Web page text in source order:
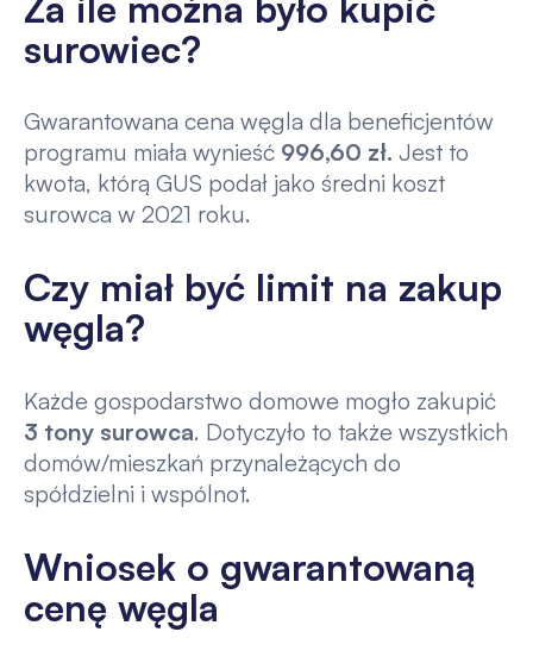
surowiec?
Gwarantowana cena węgla dla beneficjentów
programu miała wynieść 996,60 zł. Jest to
kwota, którą GUS podał jako średni koszt
surowca w 2021 roku.
Czy miał być limit na zakup
węgla?
Każde gospodarstwo domowe mogło zakupić
3 tony surowca. Dotyczyło to także wszystkich
domów/mieszkań przynależących do
spółdzielni i wspólnot.
Wniosek o gwarantowaną
cenę węgla